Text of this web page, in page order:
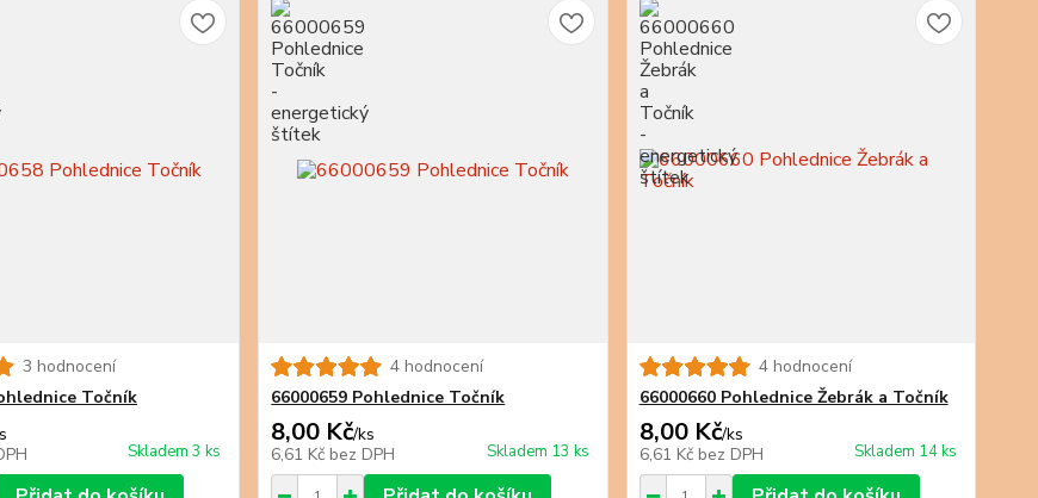
3 hodnocení
Točník
Skladem 3 ks
4 hodnocení
66000659 Pohlednice Točník
8,00 Kč/ks
6,61 Kč bez DPH Skladem 13 ks
4 hodnocení
66000660 Pohlednice Žebrák a Točník
8,00 Kč/ks
6,61 Kč bez DPH Skladem 14 ks